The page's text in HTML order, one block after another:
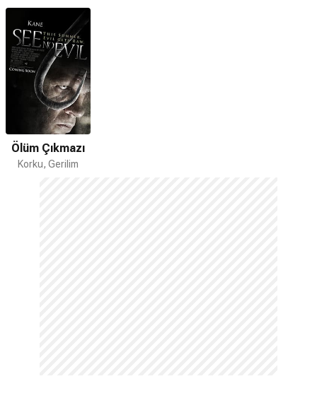
Ölüm Çıkmazı
Korku, Gerilim